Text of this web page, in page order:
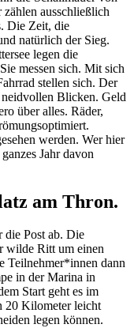
ausschließlich
Die Zeit, die
natürlich der Sieg.
legen die
messen sich. Mit sich
stellen sich. Der
Blicken. Geld
über alles. Räder,
werden. Wer hier
Jahr davon
am Thron.
die Post ab. Die
wilde Ritt um einen
Teilnehmer*innen dann
in der Marina in
Start geht es im
20 Kilometer leicht
legen können.